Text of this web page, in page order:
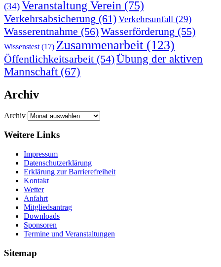
(34)Veranstaltung Verein (75)
Verkehrsabsicherung (61)Verkehrsunfall (29)
Wasserentnahme (56)Wasserförderung (55)
Wissenstest (17) Zusammenarbeit (123)
Öffentlichkeitsarbeit (54)Übung der aktiven
Mannschaft (67)
Archiv
Archiv
Weitere Links
Impressum
Datenschutzerklärung
Erklärung zur Barriere­frei­heit
Kontakt
Wetter
Anfahrt
Mitgliedsantrag
Downloads
Sponsoren
Termine und Veranstaltungen
Sitemap